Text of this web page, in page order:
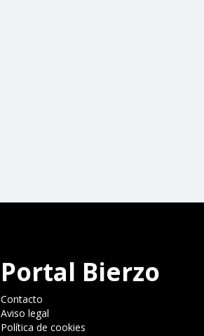
Portal Bierzo
Contacto
Aviso legal
Política de cookies